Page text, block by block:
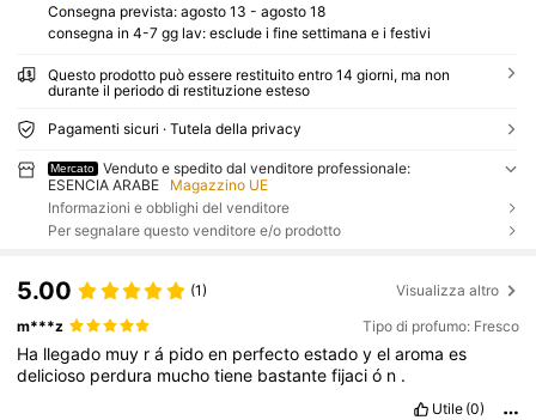
Consegna prevista: agosto 13 - agosto 18
consegna in 4-7 gg lav: esclude i fine settimana e i festivi
Questo prodotto può essere restituito entro 14 giorni, ma non
durante il periodo di restituzione esteso
Pagamenti sicuri · Tutela della privacy
Mercato
Venduto e spedito dal venditore professionale:
ESENCIA ARABE
Magazzino UE
Informazioni e obblighi del venditore
Per segnalare questo venditore e/o prodotto
5.00 (1) Visualizza altro
m***z Tipo di profumo: Fresco
Ha llegado muy rá pidoen perfectoestadoyelaromaes
delicioso perdura muchotiene bastantefijació n .
Utile (0)